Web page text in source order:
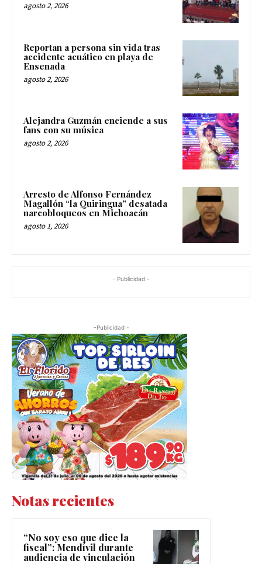
agosto 2, 2026
Reportan a persona sin vida tras
accidente acuático en playa de
Ensenada
agosto 2, 2026
Alejandra Guzmán enciende a sus
fans con su música
agosto 2, 2026
Arresto de Alfonso Fernández
Magallón “la Quiringua” desatada
narcobloqueos en Michoacán
agosto 1, 2026
- Publicidad -
-Publicidad -
Notas recientes
“No soy eso que dice la
fiscal”: Mendívil durante
audiencia de vinculación